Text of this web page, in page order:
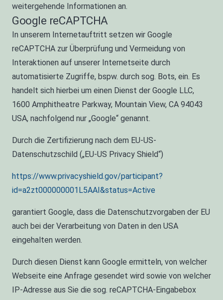
weitergehende Informationen an.
Google reCAPTCHA
In unserem Internetauftritt setzen wir Google
reCAPTCHA zur Überprüfung und Vermeidung von
Interaktionen auf unserer Internetseite durch
automatisierte Zugriffe, bspw. durch sog. Bots, ein. Es
handelt sich hierbei um einen Dienst der Google LLC,
1600 Amphitheatre Parkway, Mountain View, CA 94043
USA, nachfolgend nur „Google“ genannt.
Durch die Zertifizierung nach dem EU-US-
Datenschutzschild („EU-US Privacy Shield“)
https://www.privacyshield.gov/participant?
id=a2zt000000001L5AAI&status=Active
garantiert Google, dass die Datenschutzvorgaben der EU
auch bei der Verarbeitung von Daten in den USA
eingehalten werden.
Durch diesen Dienst kann Google ermitteln, von welcher
Webseite eine Anfrage gesendet wird sowie von welcher
IP-Adresse aus Sie die sog. reCAPTCHA-Eingabebox